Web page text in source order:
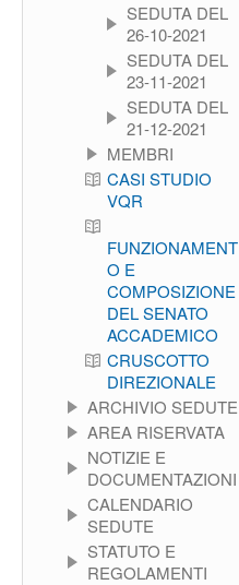
SEDUTA DEL
26-10-2021
SEDUTA DEL
23-11-2021
SEDUTA DEL
21-12-2021
MEMBRI
CASI STUDIO
VQR
FUNZIONAMENT
O E
COMPOSIZIONE
DEL SENATO
ACCADEMICO
CRUSCOTTO
DIREZIONALE
ARCHIVIO SEDUTE
AREA RISERVATA
NOTIZIE E
DOCUMENTAZIONI
CALENDARIO
SEDUTE
STATUTO E
REGOLAMENTI